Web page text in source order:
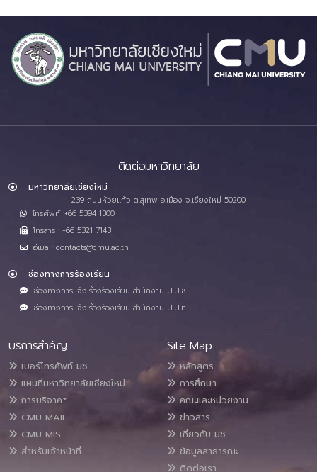
ติดต่อมหาวิทยาลัย
มหาวิทยาลัยเชียงใหม่
239 ถนนห้วยแก้ว ต.สุเทพ อ.เมือง จ.เชียงใหม่ 50200
โทรศัพท์ :+66 5394 1300
โทรสาร : +66 5321 7143
อีเมล : contacts@cmu.ac.th
ช่องทางการร้องเรียน
ช่องทางการแจ้งเรื่องร้องเรียน สำนักงาน ป.ป.ช.
ช่องทางการแจ้งเรื่องร้องเรียน สำนักงาน ป.ป.ท.
บริการสำคัญ
เบอร์โทรศัพท์ มช.
แผนที่มหาวิทยาลัยเชียงใหม่
การบริจาค*
CMU MAIL
CMU MIS
สำหรับเจ้าหน้าที่
Site Map
หลักสูตร
การศึกษา
คณะและหน่วยงาน
ข่าวสาร
เกี่ยวกับ มช.
ข้อมูลสาธารณะ
ติดต่อเรา